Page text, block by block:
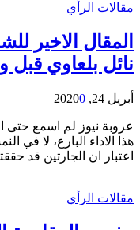
مقالات الرأي
المقال الاخير
نائل بلعاوي قبل
أبريل 24, 2020 0
عروبة نيوز لم اسمع
هذا الاداء البارع، لا في
اعتبار ان الجارتين قد
مقالات الرأي